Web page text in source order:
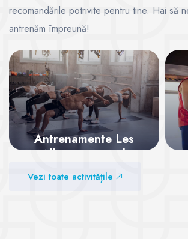
recomandările potrivite pentru tine. Hai să
antrenăm împreună!
Antrenamente Les
Mills – energie la
superlativ
Vezi toate activitățile